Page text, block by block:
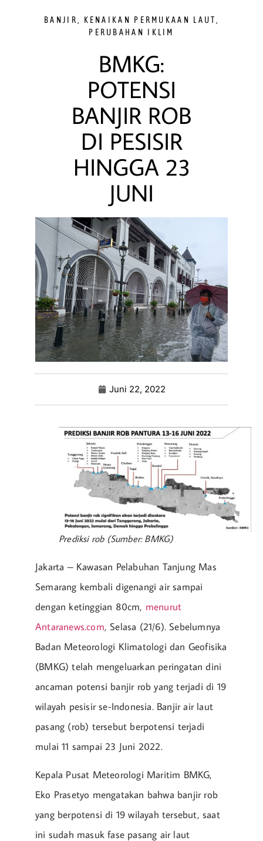
BANJIR KENAIKAN PERMUKAAN LAUT
PERUBAHAN IKLIM
BMKG:
POTENSI
BANJIR ROB
DI PESISIR
HINGGA 23
JUNI
Juni 22, 2022
Prediksi rob (Sumber: BMKG)
Jakarta – Kawasan Pelabuhan Tanjung Mas
Semarang kembali digenangi air sampai
dengan ketinggian 80cm, menurut
Antaranews.com, Selasa (21/6). Sebelumnya
Badan Meteorologi Klimatologi dan Geofisika
(BMKG) telah mengeluarkan peringatan dini
ancaman potensi banjir rob yang terjadi di 19
wilayah pesisir se-Indonesia. Banjir air laut
pasang (rob) tersebut berpotensi terjadi
mulai 11 sampai 23 Juni 2022.
Kepala Pusat Meteorologi Maritim BMKG,
Eko Prasetyo mengatakan bahwa banjir rob
yang berpotensi di 19 wilayah tersebut, saat
ini sudah masuk fase pasang air laut